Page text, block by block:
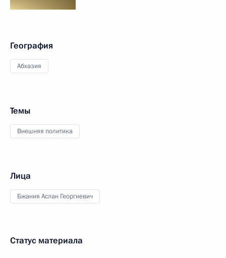
География
Абхазия
Темы
Внешняя политика
Лица
Бжания Аслан Георгиевич
Статус материала